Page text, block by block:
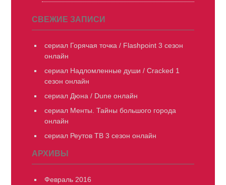
СВЕЖИЕ ЗАПИСИ
сериал Горячая точка / Flashpoint 3 сезон
онлайн
сериал Надломленные души / Cracked 1
сезон онлайн
сериал Дюна / Dune онлайн
сериал Менты. Тайны большого города
онлайн
сериал Реутов ТВ 3 сезон онлайн
АРХИВЫ
Февраль 2016